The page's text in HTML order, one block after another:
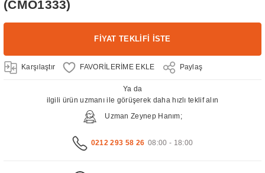
(CMO1333)
FİYAT TEKLİFİ İSTE
Karşılaştır Paylaş
Ya da
ilgili ürün uzmanı ile görüşerek daha hızlı teklif alın
Uzman Zeynep Hanım;
0212 293 58 26 08:00 - 18:00